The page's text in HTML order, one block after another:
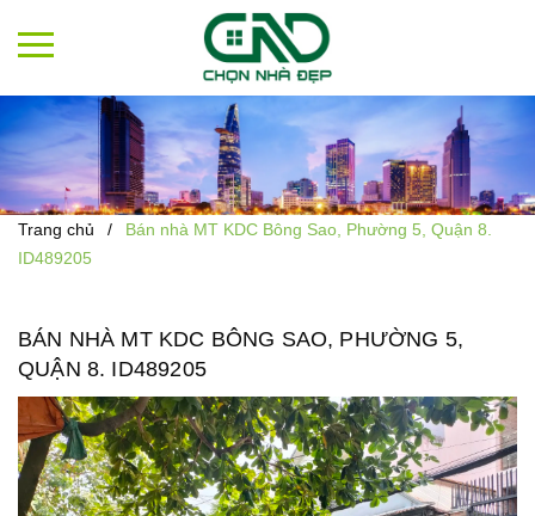
Trang chủ /
Bán nhà MT KDC Bông Sao, Phường 5, Quận 8.
ID489205
BÁN NHÀ MT KDC BÔNG SAO, PHƯỜNG 5,
QUẬN 8. ID489205